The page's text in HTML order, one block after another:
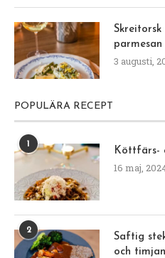
parmesan
3 augusti,
POPULÄRA RECEPT
Köttfärs-
16 maj,
2
Saftig
och